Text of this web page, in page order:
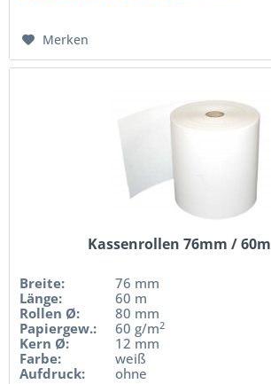
Merken
Kassenrollen 76mm / 60m
Breite:
76 mm
Länge:
60 m
Rollen Ø:
80 mm
Papiergew.:
60 g/m2
Kern Ø:
12 mm
Farbe:
weiß
Aufdruck:
ohne